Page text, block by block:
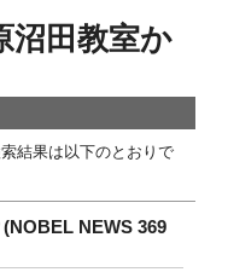
沼田教室か
結果は以下のとおりで
NEWS 369